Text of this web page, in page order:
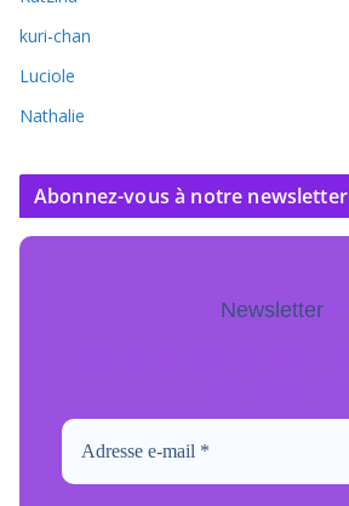
kuri-chan
Luciole
Nathalie
Abonnez-vous à notre newsletter
Newsletter